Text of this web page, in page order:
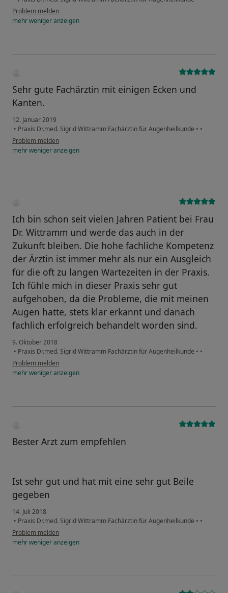
Problem melden
mehrwenigeranzeigen
Sehr gute Fachärztin mit einigen Ecken und
Kanten.
12. Januar 2019
• Praxis Dr.med. Sigrid Wittramm Fachärztin für Augenheilkunde • •
Problem melden
mehrwenigeranzeigen
Ich bin schon seit vielen Jahren Patient bei Frau
Dr. Wittramm und werde das auch in der
Zukunft bleiben. Die hohe fachliche Kompetenz
der Ärztin ist immer mehr als nur ein Ausgleich
für die oft zu langen Wartezeiten in der Praxis.
Ich fühle mich in dieser Praxis sehr gut
aufgehoben, da die Probleme, die mit meinen
Augen hatte, stets klar erkannt und danach
fachlich erfolgreich behandelt worden sind.
9. Oktober 2018
• Praxis Dr.med. Sigrid Wittramm Fachärztin für Augenheilkunde • •
Problem melden
mehrwenigeranzeigen
Bester Arzt zum empfehlen
Ist sehr gut und hat mit eine sehr gut Beile
gegeben
14. Juli 2018
• Praxis Dr.med. Sigrid Wittramm Fachärztin für Augenheilkunde • •
Problem melden
mehrwenigeranzeigen